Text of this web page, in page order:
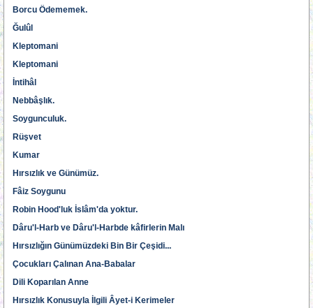
Borcu Ödememek.
Ğulûl
Kleptomani
Kleptomani
İntihâl
Nebbâşlık.
Soygunculuk.
Rüşvet
Kumar
Hırsızlık ve Günümüz.
Fâiz Soygunu
Robin Hood'luk İslâm'da yoktur.
Dâru'l-Harb ve Dâru'l-Harbde kâfirlerin Malı
Hırsızlığın Günümüzdeki Bin Bir Çeşidi...
Çocukları Çalınan Ana-Babalar
Dili Koparılan Anne
Hırsızlık Konusuyla İlgili Âyet-i Kerimeler